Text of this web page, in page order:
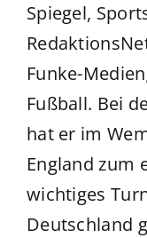
Spiegel,
Funke-
Fußball. Bei
hat er im
England zum
wichtiges
Deutschland